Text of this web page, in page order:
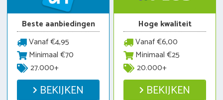
Beste aanbiedingen
Vanaf €4,95
Minimaal €70
27.000+
BEKIJKEN
Hoge kwaliteit
Vanaf €6,00
Minimaal €25
20.000+
BEKIJKEN